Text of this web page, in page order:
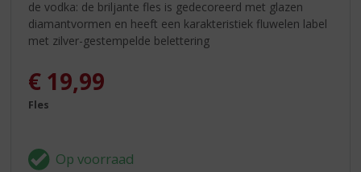
de vodka: de briljante fles is gedecoreerd met glazen
diamantvormen en heeft een karakteristiek fluwelen label
met zilver-gestempelde belettering
€ 19,99
Fles